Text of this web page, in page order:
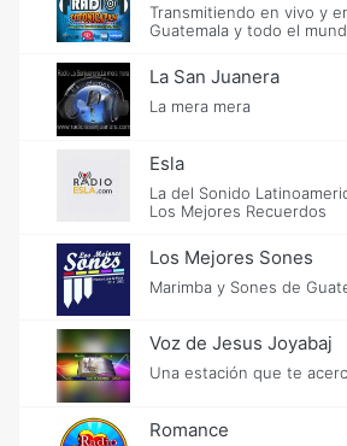
Transmitiendo en vivo y
Guatemala y todo el
La San Juanera
La mera mera
Esla
La del Sonido
Los Mejores Recuerdos
Los Mejores Sones
Marimba y Sones de
Voz de Jesus Joyabaj
Una estación que te
Romance